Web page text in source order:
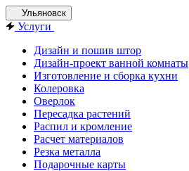
Ульяновск
Услуги
Дизайн и пошив штор
Дизайн-проект ванной комнаты
Изготовление и сборка кухни
Колеровка
Оверлок
Пересадка растений
Распил и кромление
Расчет материалов
Резка металла
Подарочные карты